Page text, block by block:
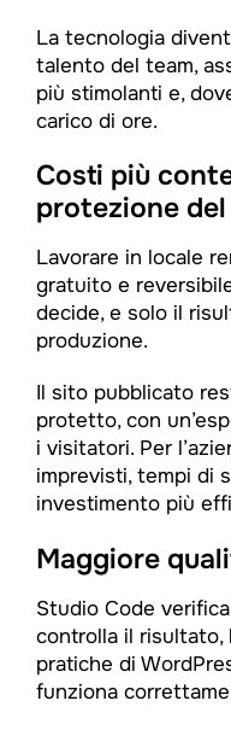
La tecnologia
talento del team,
più stimolanti e,
carico di ore.
Costi più
protezione
Lavorare in locale
gratuito e
decide, e solo il
produzione.
Il sito pubblicato
protetto, con
i visitatori. Per
imprevisti, tempi di
investimento più
Maggiore
Studio Code
controlla il risultato,
pratiche di
funziona